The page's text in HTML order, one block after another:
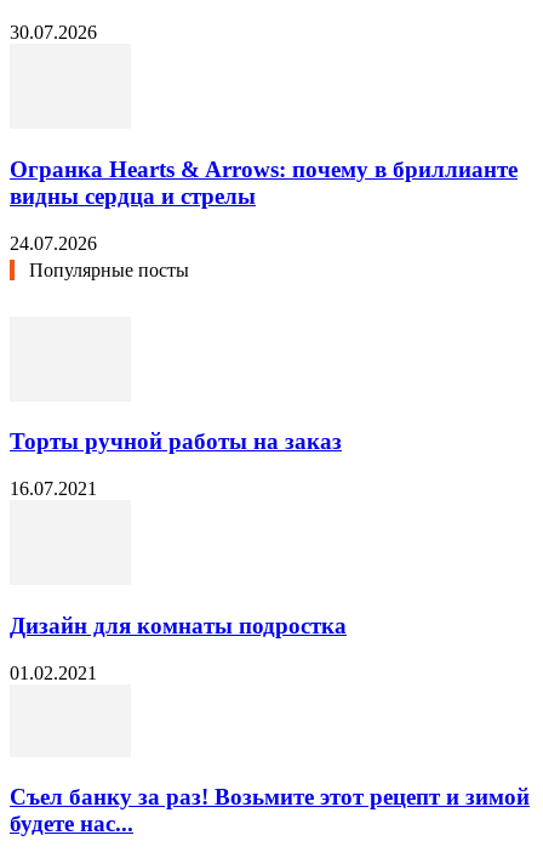
30.07.2026
Огранка Hearts & Arrows: почему в бриллианте
видны сердца и стрелы
24.07.2026
Популярные посты
Торты ручной работы на заказ
16.07.2021
Дизайн для комнаты подростка
01.02.2021
Съел банку за раз! Возьмите этот рецепт и зимой
будете нас...